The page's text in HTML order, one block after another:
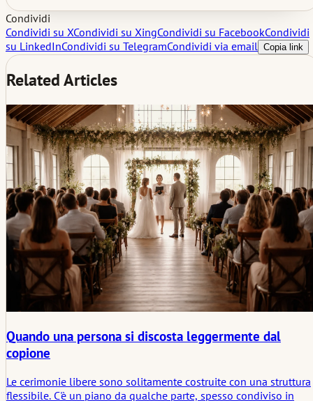
Condividi
Condividi su XCondividi su XingCondividi su FacebookCondividi
su LinkedInCondividi su TelegramCondividi via email Copia link
Related Articles
Quando una persona si discosta leggermente dal
copione
Le cerimonie libere sono solitamente costruite con una struttura
flessibile. C'è un piano da qualche parte, spesso condiviso in